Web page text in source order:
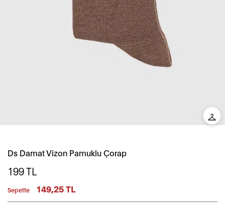
Ds Damat Vizon Pamuklu Çorap
199TL
Sepette 149,25 TL